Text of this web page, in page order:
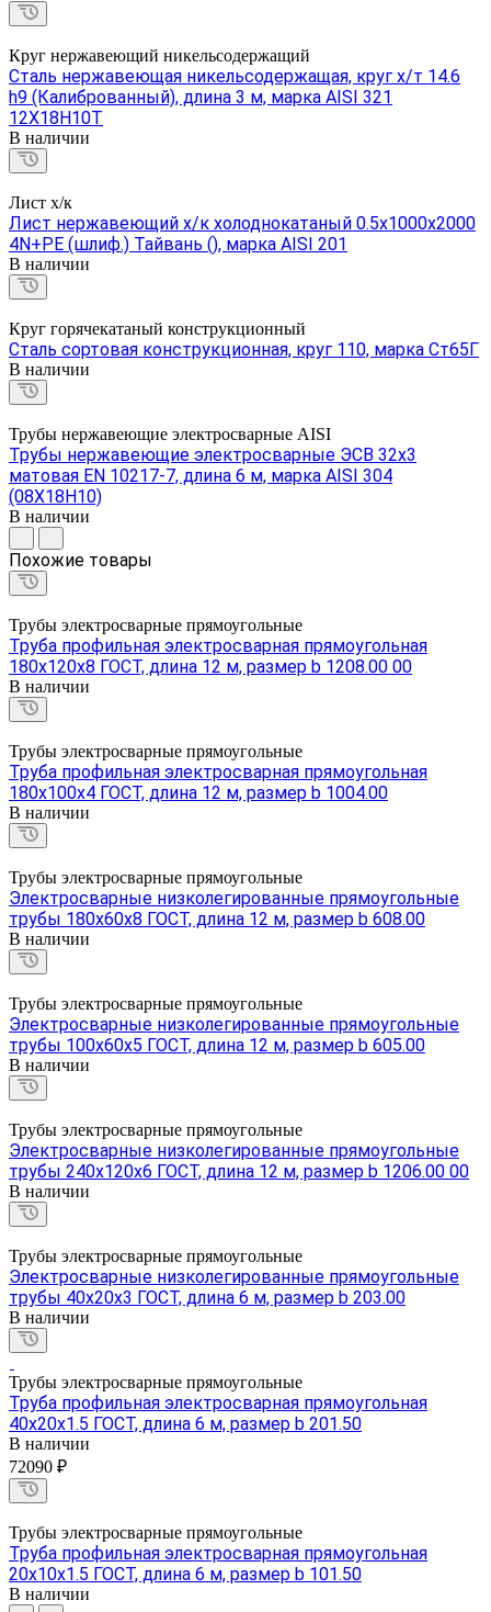
Круг нержавеющий никельсодержащий
Сталь нержавеющая никельсодержащая, круг х/т 14.6
h9 (Калиброванный), длина 3 м, марка AISI 321
12Х18Н10Т
В наличии
Лист х/к
Лист нержавеющий х/к холоднокатаный 0.5х1000х2000
4N+PE (шлиф.) Тайвань (), марка AISI 201
В наличии
Круг горячекатаный конструкционный
Сталь сортовая конструкционная, круг 110, марка Ст65Г
В наличии
Трубы нержавеющие электросварные AISI
Трубы нержавеющие электросварные ЭСВ 32х3
матовая EN 10217-7, длина 6 м, марка AISI 304
(08Х18Н10)
В наличии
Похожие товары
Трубы электросварные прямоугольные
Труба профильная электросварная прямоугольная
180х120х8 ГОСТ, длина 12 м, размер b 1208.00 00
В наличии
Трубы электросварные прямоугольные
Труба профильная электросварная прямоугольная
180х100х4 ГОСТ, длина 12 м, размер b 1004.00
В наличии
Трубы электросварные прямоугольные
Электросварные низколегированные прямоугольные
трубы 180х60х8 ГОСТ, длина 12 м, размер b 608.00
В наличии
Трубы электросварные прямоугольные
Электросварные низколегированные прямоугольные
трубы 100х60х5 ГОСТ, длина 12 м, размер b 605.00
В наличии
Трубы электросварные прямоугольные
Электросварные низколегированные прямоугольные
трубы 240х120х6 ГОСТ, длина 12 м, размер b 1206.00 00
В наличии
Трубы электросварные прямоугольные
Электросварные низколегированные прямоугольные
трубы 40х20х3 ГОСТ, длина 6 м, размер b 203.00
В наличии
Трубы электросварные прямоугольные
Труба профильная электросварная прямоугольная
40х20х1.5 ГОСТ, длина 6 м, размер b 201.50
В наличии
72090 ₽
Трубы электросварные прямоугольные
Труба профильная электросварная прямоугольная
20х10х1.5 ГОСТ, длина 6 м, размер b 101.50
В наличии